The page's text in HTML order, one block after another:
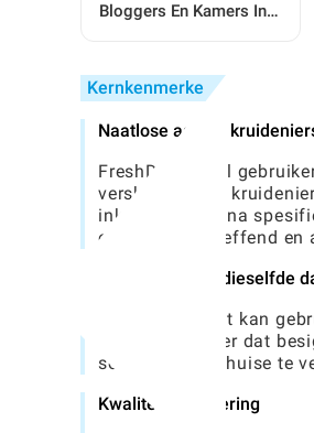
Bloggers En Kamers In
Kernkenmerke
Naatlose aanlyn
FreshDirect stel
verskeidenheid
inkopies doen, na
ervaring doeltreffend en
Aflewering van dieselfde
Met FreshDirect kan
funksie verseker dat
sonder om hul huise te
Kwaliteitversekering